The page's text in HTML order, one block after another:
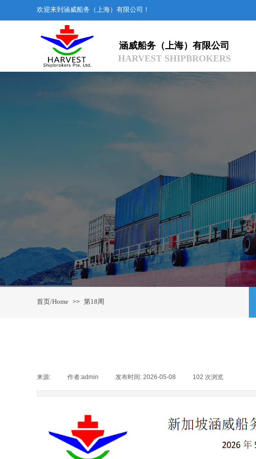
欢迎来到涵威船务（上海）有限公司！
涵威船务（上海）有限公司
HARVEST SHIPBROKERS
双击此处添加文字
首页/Home >> 第18周
来源: 作者:admin 发布时间: 2026-05-08 102 次浏览